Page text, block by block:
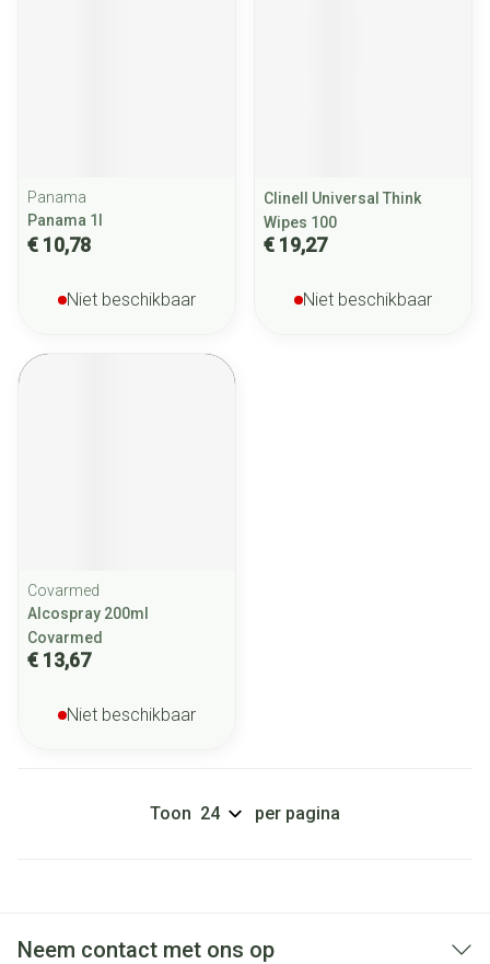
Panama
Panama 1l
€ 10,78
Niet beschikbaar
Clinell Universal Think
Wipes 100
€ 19,27
Niet beschikbaar
Covarmed
Alcospray 200ml
Covarmed
€ 13,67
Niet beschikbaar
Toon per pagina
Neem contact met ons op